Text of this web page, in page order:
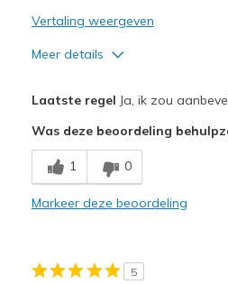
Vertaling weergeven
Meer details
Comfortable
Beste toepassingen
Casual Wear
Laatste regel Ja, ik zou
Was deze beoordeling
1 0
Markeer deze beoordeling
5